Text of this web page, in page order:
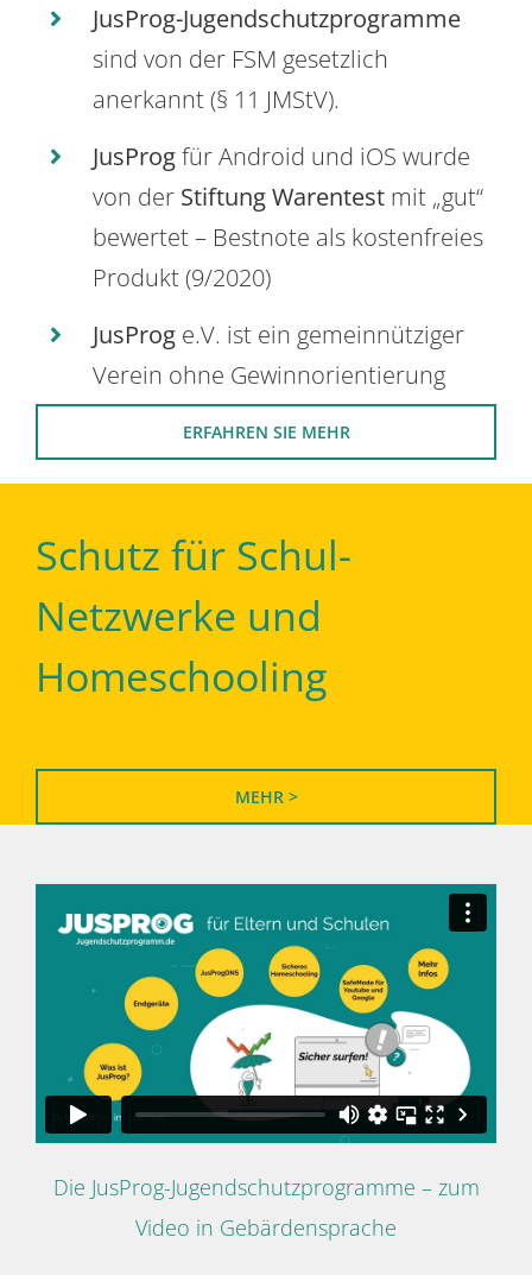
JusProg-Jugendschutzprogramme
sind von der FSM gesetzlich
anerkannt (§ 11 JMStV).
JusProgfür Android und iOS wurde
von der Stiftung Warentest mit „gut“
bewertet – Bestnote als kostenfreies
Produkt (9/2020)
JusProg e.V. ist ein gemeinnütziger
Verein ohne Gewinnorientierung
ERFAHREN SIE MEHR
Schutz für Schul-
Netzwerke und
Homeschooling
MEHR >
Die JusProg-Jugendschutzprogramme – zum
Video in Gebärdensprache